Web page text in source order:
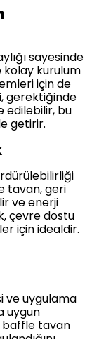
sayesinde
kolay kurulum
için de
gerektiğinde
edilebilir, bu
getirir.
tavan, geri
ve enerji
çevre dostu
için idealdir.
ve uygulama
uygun
baffle tavan